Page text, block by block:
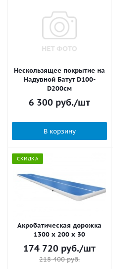
Нескользящее покрытие на
Надувной Батут D100-
D200см
6 300 руб./шт
В корзину
СКИДКА
Акробатическая дорожка
1300 x 200 x 30
174 720 руб./шт
218 400руб.